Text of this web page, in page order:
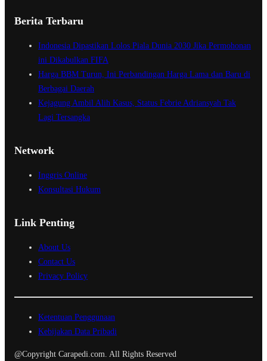
Berita Terbaru
Indonesia Dipastikan Lolos Piala Dunia 2030 Jika Permohonan
ini Dikabulkan FIFA
Harga BBM Turun, Ini Perbandingan Harga Lama dan Baru di
Berbagai Daerah
Kejagung Ambil Alih Kasus, Status Febrie Adriansyah Tak
Lagi Tersangka
Network
Inggris Online
Konsultasi Hukum
Link Penting
About Us
Contact Us
Privacy Policy
Ketentuan Penggunaan
Kebijakan Data Pribadi
@Copyright Carapedi.com. All Rights Reserved